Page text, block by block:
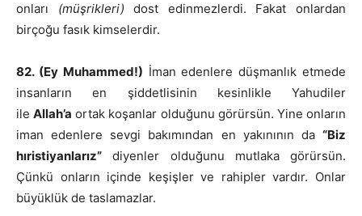
onları (müşrikleri) dost edinmezlerdi. Fakat onlardan
birçoğu fasık kimselerdir.
82. (Ey Muhammed!) İman edenlere düşmanlık etmede
insanların en şiddetlisinin kesinlikle Yahudiler
ileAllah’a ortak koşanlar olduğunu görürsün. Yine onların
iman edenlere sevgi bakımından en yakınının da “Biz
hıristiyanlarız” diyenler olduğunu mutlaka görürsün.
Çünkü onların içinde keşişler ve rahipler vardır. Onlar
büyüklük de taslamazlar.